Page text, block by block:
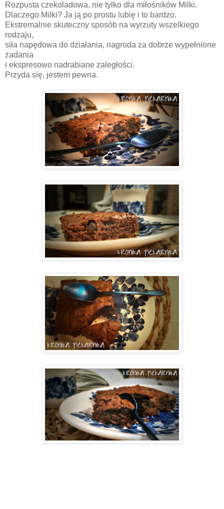
Rozpusta czekoladowa, nie tylko dla miłośników Milki.
Dlaczego Milki? Ja ją po prostu lubię i to bardzo.
Ekstremalnie skuteczny sposób na wyrzuty wszelkiego
rodzaju,
siła napędowa do działania, nagroda za dobrze wypełnione
zadania
i ekspresowo nadrabiane zaległości.
Przyda się, jestem pewna.